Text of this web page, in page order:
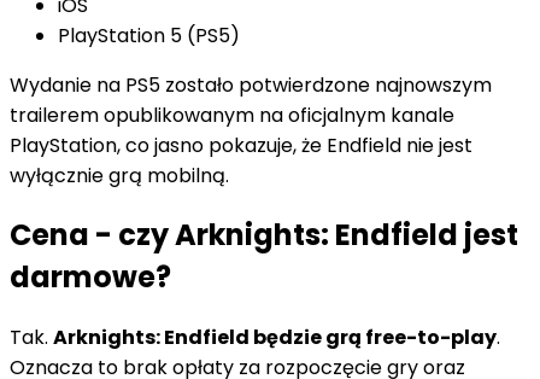
PlayStation 5 (PS5)
Wydanie na PS5 zostało potwierdzone najnowszym
trailerem opublikowanym na oficjalnym kanale
PlayStation, co jasno pokazuje, że Endfield nie jest
wyłącznie grą mobilną.
Cena - czy Arknights: Endfield jest
darmowe?
Tak. Arknights: Endfield będzie grą free-to-play.
Oznacza to brak opłaty za rozpoczęcie gry oraz